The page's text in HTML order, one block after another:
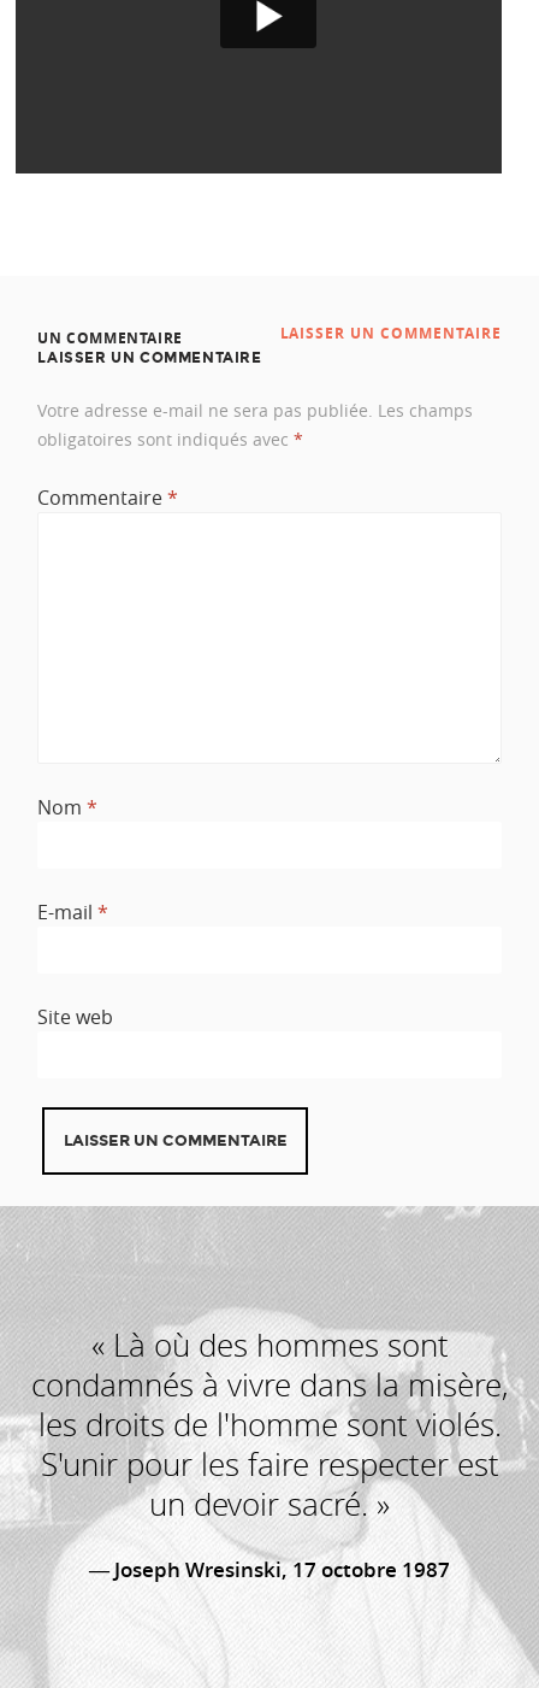
UN COMMENTAIRE LAISSER UN COMMENTAIRE
LAISSER UN COMMENTAIRE
Votre adresse e-mail ne sera pas publiée. Les champs
obligatoires sont indiqués avec*
Commentaire*
Nom*
E-mail*
Site web
« Là où des hommes sont
condamnés à vivre dans la misère,
les droits de l'homme sont violés.
S'unir pour les faire respecter est
un devoir sacré. »
Joseph Wresinski, 17 octobre 1987